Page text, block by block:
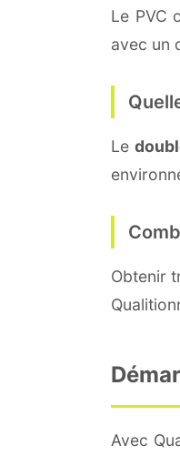
Le PVC
avec un
Le
Obtenir
Avec